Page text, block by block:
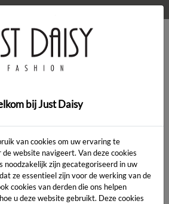
Flowerbij Just Daisy
van cookies om uw ervaring te
website navigeert. Van deze cookies
noodzakelijk zijn gecategoriseerd in uw
ze essentieel zijn voor de werking van de
cookies van derden die ons helpen
u deze website gebruikt. Deze cookies